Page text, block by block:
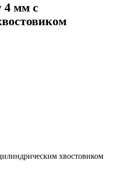
4 мм с
хвостовиком